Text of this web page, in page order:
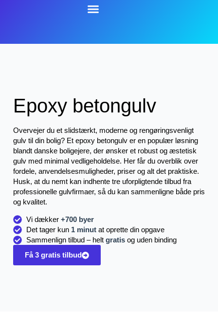
Epoxy betongulv
Overvejer du et slidstærkt, moderne og rengøringsvenligt
gulv til din bolig? Et epoxy betongulv er en populær løsning
blandt danske boligejere, der ønsker et robust og æstetisk
gulv med minimal vedligeholdelse. Her får du overblik over
fordele, anvendelsesmuligheder, priser og alt det praktiske.
Husk, at du nemt kan indhente tre uforpligtende tilbud fra
professionelle gulvfirmaer, så du kan sammenligne både pris
og kvalitet.
Vi dækker+700 byer
Det tager kun 1 minut at oprette din opgave
Sammenlign tilbud – heltgratis og uden binding
Få 3 gratis tilbud